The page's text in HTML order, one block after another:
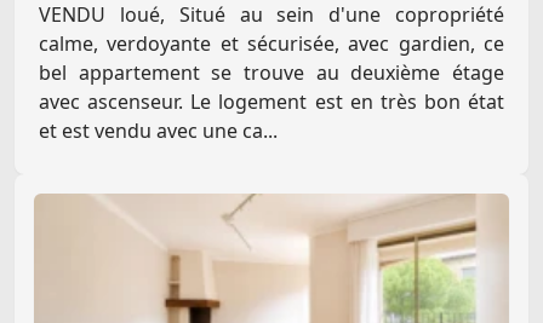
VENDU loué, Situé au sein d'une copropriété
calme, verdoyante et sécurisée, avec gardien, ce
bel appartement se trouve au deuxième étage
avec ascenseur. Le logement est en très bon état
et est vendu avec une ca...